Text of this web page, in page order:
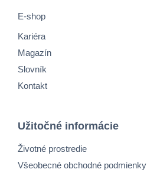
E-shop
Kariéra
Magazín
Slovník
Kontakt
Užitočné informácie
Životné prostredie
Všeobecné obchodné podmienky